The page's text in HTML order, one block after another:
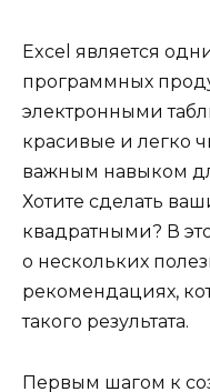
Excel является
программных
электронными
красивые и легко
важным навыком
Хотите сделать
квадратными? В
о нескольких
рекомендациях,
такого результата.
Первым шагом к